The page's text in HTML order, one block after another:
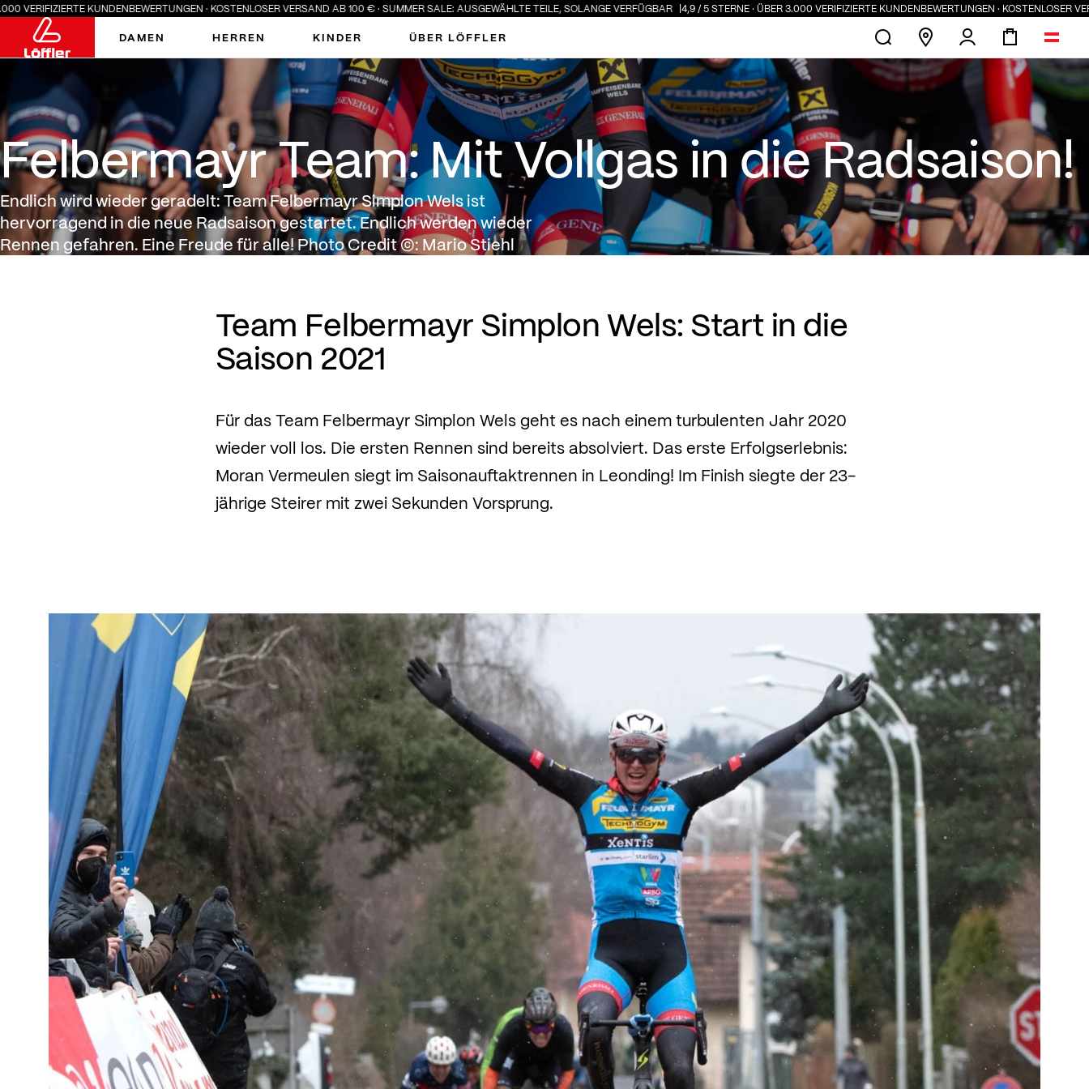
KUNDENBEWERTUNGEN · KOSTENLOSER VERSAND AB 100 € · SUMMER SALE: AUSGEWÄHLTE TEILE, SOLANGE VERFÜGBAR 4,9 / 5 STERNE · ÜBER 3.000 VERIFIZIERTE KUNDENBEWERTUNGEN · KOSTENLOSER VERSAND AB
DAMEN HERREN KINDER ÜBER LÖFFLER
Felbermayr Team: Mit Vollgas in die Radsaison!
Felbermayr Team: Mit Vollgas in die Radsaison!
Endlich wird wieder geradelt: Team Felbermayr Simplon Wels ist
hervorragend in die neue Radsaison gestartet. Endlich werden wieder
Rennen gefahren. Eine Freude für alle! Photo Credit ©: Mario Stiehl
Team Felbermayr Simplon Wels: Start in die
Saison 2021
Für das Team Felbermayr Simplon Wels geht es nach einem turbulenten Jahr 2020
wieder voll los. Die ersten Rennen sind bereits absolviert. Das erste Erfolgserlebnis:
Moran Vermeulen siegt im Saisonauftaktrennen in Leonding! Im Finish siegte der 23-
jährige Steirer mit zwei Sekunden Vorsprung.